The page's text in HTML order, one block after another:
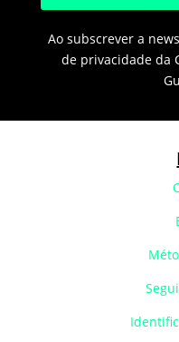
Ao subscrever a
de privacidade da